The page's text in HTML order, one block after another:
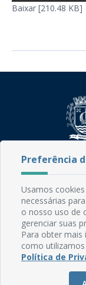
Baixar [210.48 KB]
Rua do
CEP:
Email:
Expediente:
Preferência
Usamos
necessárias
o nosso uso de
gerenciar suas
Para obter
como
Política de